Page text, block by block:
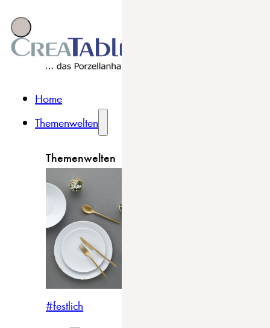
Home
Themenwelten
Themenwelten
#festlich